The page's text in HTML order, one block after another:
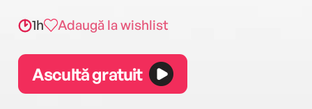
1h Adaugă la wishlist
Ascultă gratuit